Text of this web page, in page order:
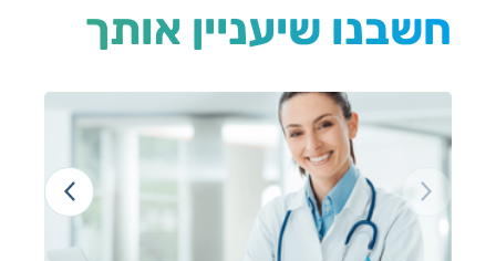
חשבנו שיעניין אותך